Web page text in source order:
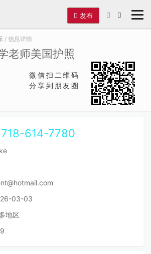
发布
/ 信息详情
老师美国护照
微信扫二维码
分享到朋友圈
718-614-7780
03-03
地区